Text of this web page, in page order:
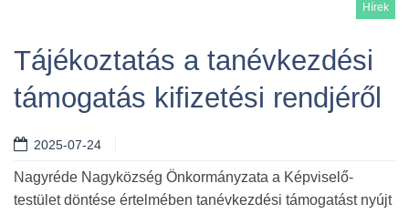
Hírek
Tájékoztatás a tanévkezdési
támogatás kifizetési rendjéről
2025-07-24
Nagyréde Nagyközség Önkormányzata a Képviselő-
testület döntése értelmében tanévkezdési támogatást nyújt